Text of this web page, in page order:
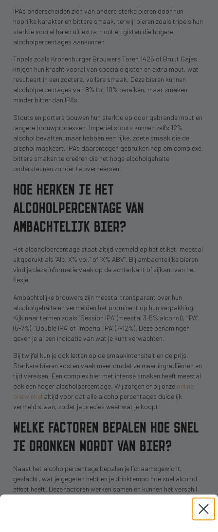
IPA’s onderscheiden zich van andere sterke bieren door hun
hoprijke karakter en bittere smaak, terwijl bieren zoals tripels hun
sterkte vooral halen uit extra mout en gisten die hogere
alcoholpercentages aankunnen.
Tripels zoals Kronenburger Brouwers Toren 1425 of Bruut Gajes
krijgen hun kracht vooral van speciale gisten en extra mout, wat
resulteert in een zoetere, vollere smaak. Deze bieren kunnen
alcoholpercentages van 8% tot 10% bereiken, maar smaken
minder bitter dan IPA’s.
Stouts en porters bouwen hun sterkte op door gebrande mout en
langere brouwprocessen. Imperial stouts kunnen zelfs 12%
alcohol bevatten, maar hebben een rijke, zoete smaak die de
alcohol maskeert. IPA’s daarentegen gebruiken hop om complexe,
bittere smaken te creëren die het hoge alcoholgehalte
ondersteunen zonder te overheersen.
HOE HERKEN JE HET
ALCOHOLPERCENTAGE VAN
AMBACHTELIJK BIER?
Het alcoholpercentage staat altijd vermeld op het etiket, meestal
uitgedrukt als “Alc. X% vol.” of “X% ABV”. Bij ambachtelijke bieren
vind je deze informatie vaak op de achterkant of zijkant van het
flesje.
Ambachtelijke brouwers zijn meestal transparant over hun
alcoholgehalte en vermelden het prominent op hun verpakking.
Kijk naar termen zoals “Session IPA” (meestal 3-5% alcohol), “IPA”
(5-7%), “Double IPA” of “Imperial IPA” (7-12%). Deze benamingen
geven je al een indicatie van wat je kunt verwachten.
Bij twijfel kun je ook letten op de smaakintensiteit en de prijs.
Sterkere bieren kosten vaak meer omdat ze meer ingrediënten en
tijd vereisen. Een complex bier met intense smaken heeft meestal
ook een hoger alcoholpercentage. Wij zorgen er bij onze online
bierwinkel altijd voor dat alle alcoholpercentages duidelijk
vermeld staan, zodat je precies weet wat je koopt.
WELKE FACTOREN BEPALEN HOE SNEL
JE DRONKEN WORDT VAN BIER?
Naast het alcoholpercentage bepalen je lichaamsgewicht,
geslacht, wat je gegeten hebt en je drinktempo hoe snel alcohol
effect heeft. Deze factoren werken samen en kunnen het verschil